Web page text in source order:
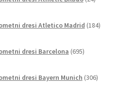
izdelkov
dresi Atletico Madrid 184izdelkov
dresi Barcelona 695izdelkov
dresi Bayern Munich 306izdelkov